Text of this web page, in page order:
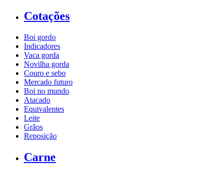
Cotações
Boi gordo
Indicadores
Vaca gorda
Novilha gorda
Couro e sebo
Mercado futuro
Boi no mundo
Atacado
Equivalentes
Leite
Grãos
Reposição
Carne